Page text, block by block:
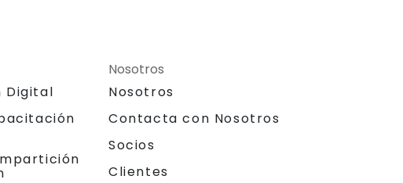
Digital
Nosotros
Nosotros
Contacta con Nosotros
Socios
Clientes